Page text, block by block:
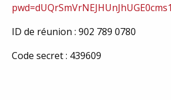
ID de réunion : 902 789 0780
Code secret : 439609